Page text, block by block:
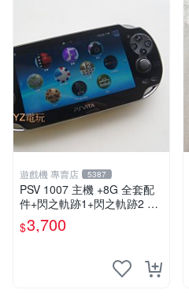
遊戲機 專賣店 5387
PSV 1007 主機 +8G 全套配
件+閃之軌跡1+閃之軌跡2 保
修一年 品質有保障
$3,700